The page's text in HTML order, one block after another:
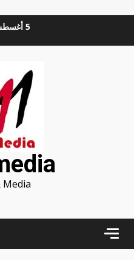
5 أغسطس، 2026
Media